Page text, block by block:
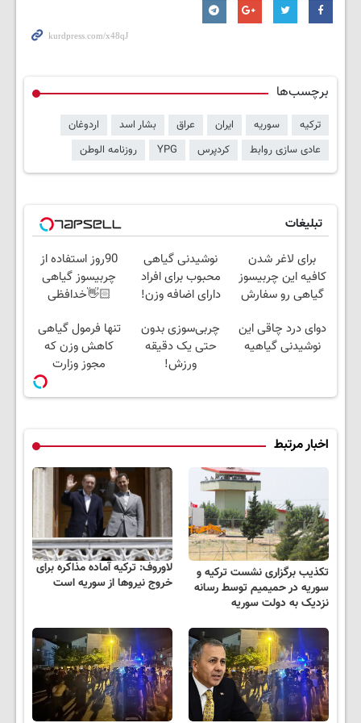
برچسب‌ها
ترکیه سوریه ایران عراق بشار اسد
اردوغان
عادی سازی روابط
کردپرس YPG روزنامه الوطن
تبلیغات
برای لاغر شدن
کافیه این چربیسوز
گیاهی رو سفارش
امشب)
نوشیدنی گیاهی
محبوب برای افراد
دارای اضافه وزن!
90روز استفاده از
چربیسوز گیاهی
👋🏻خدافظی
خرید با تخفیف
دوای درد چاقی این
نوشیدنی گیاهیه
چربی‌سوزی بدون
حتی یک دقیقه
ورزش!
تنها فرمول گیاهی
کاهش وزن که
مجوز وزارت
بهداشت دارد(کلیک
جهت سفارش)
اخبار مرتبط
تکذیب برگزاری نشست ترکیه و
سوریه در حمیمیم توسط رسانه
نزدیک به دولت سوریه
لاوروف: ترکیه آماده مذاکره برای
خروج نیروها از سوریه است